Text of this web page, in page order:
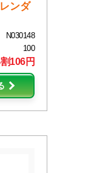
ンダ
N030148
100
106円